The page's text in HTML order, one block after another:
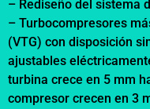
– Rediseño del sistema
– Turbocompresores
(VTG) con disposición
ajustables
turbina crece en 5 mm
compresor crecen en 3